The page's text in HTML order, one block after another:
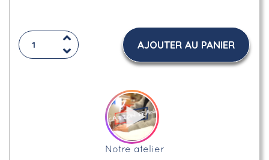
AJOUTER AU PANIER
Notre atelier